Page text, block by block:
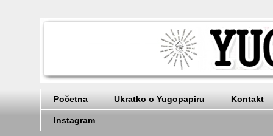
Početna Ukratko o Yugopapiru Kontakt
Instagram